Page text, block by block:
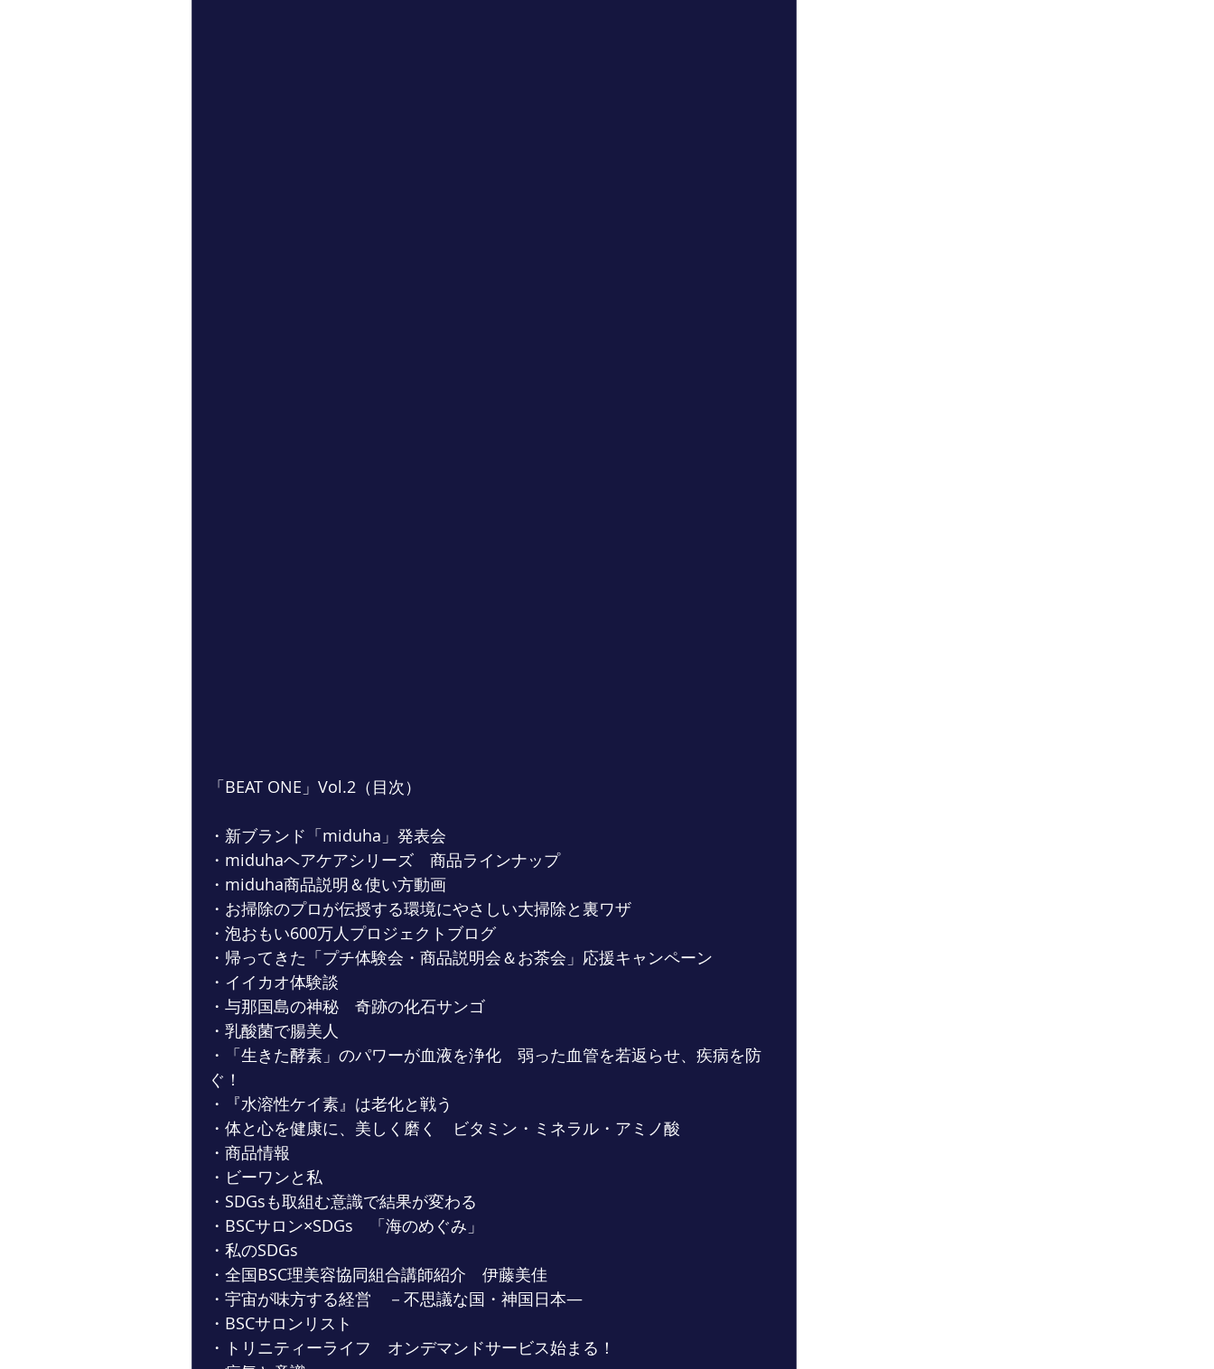
「BEAT ONE」Vol.2（目次）
・新ブランド「miduha」発表会
・miduhaヘアケアシリーズ　商品ラインナップ
・miduha商品説明＆使い方動画
・お掃除のプロが伝授する環境にやさしい大掃除と裏ワザ
・泡おもい600万人プロジェクトブログ
・帰ってきた「プチ体験会・商品説明会＆お茶会」応援キャンペーン
・イイカオ体験談
・与那国島の神秘　奇跡の化石サンゴ
・乳酸菌で腸美人
・「生きた酵素」のパワーが血液を浄化　弱った血管を若返らせ、疾病を防
ぐ！
・『水溶性ケイ素』は老化と戦う
・体と心を健康に、美しく磨く　ビタミン・ミネラル・アミノ酸
・商品情報
・ビーワンと私
・SDGsも取組む意識で結果が変わる
・BSCサロン×SDGs　「海のめぐみ」
・私のSDGs
・全国BSC理美容協同組合講師紹介　伊藤美佳
・宇宙が味方する経営　－不思議な国・神国日本―
・BSCサロンリスト
・トリニティーライフ　オンデマンドサービス始まる！